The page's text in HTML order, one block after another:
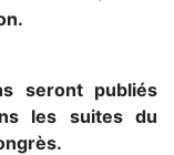
seront publiés
les suites du